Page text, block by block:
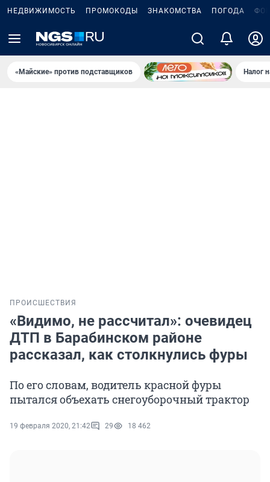
НЕДВИЖИМОСТЬ ПРОМОКОДЫ ЗНАКОМСТВА ПОГОДА
«Майские» против подставщиков Налог
ПРОИСШЕСТВИЯ
«Видимо, не рассчитал»: очевидец
ДТП в Барабинском районе
рассказал, как столкнулись фуры
По его словам, водитель красной фуры
пытался объехать снегоуборочный трактор
19 февраля 2020, 21:42 29 18 462